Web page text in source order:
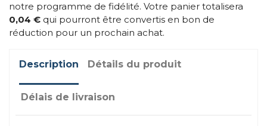
notre programme de fidélité. Votre panier totalisera
0,04 € qui pourront être convertis en bon de
réduction pour un prochain achat.
Description Détails du produit
Délais de livraison